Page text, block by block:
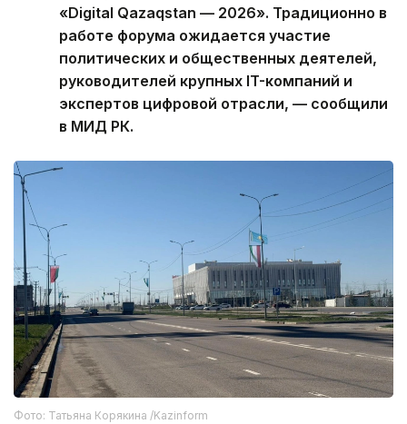
«Digital Qazaqstan — 2026». Традиционно в
работе форума ожидается участие
политических и общественных деятелей,
руководителей крупных IT-компаний и
экспертов цифровой отрасли, — сообщили
в МИД РК.
Фото: Татьяна Корякина /Kazinform